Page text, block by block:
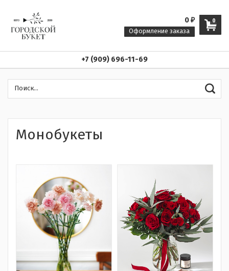
0
0 ₽
Оформление заказа
+7 (909) 696-11-69
Монобукеты